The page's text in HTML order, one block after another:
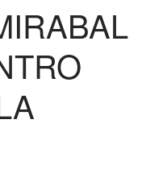
di Condotta
Ritirate
Partners